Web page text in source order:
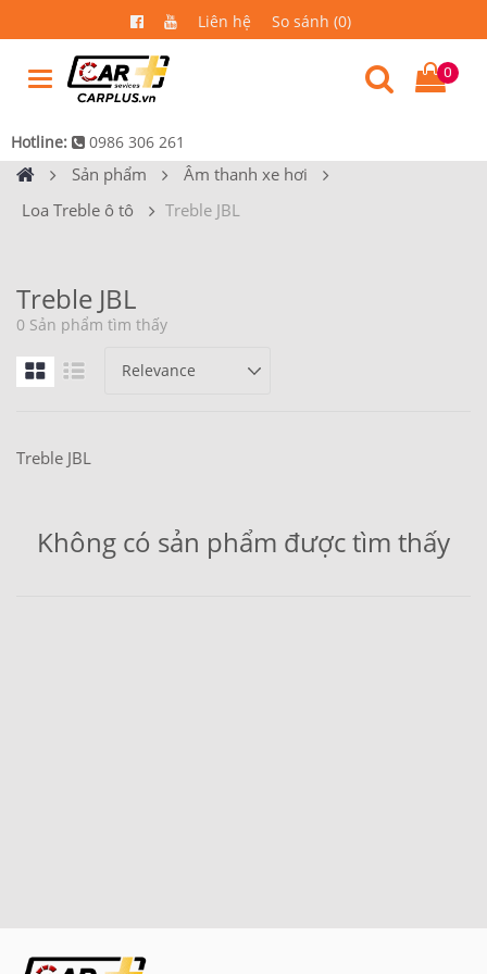
Liên hệ So sánh (0)
0
Hotline: 0986 306 261
Sản phẩm
Âm thanh xe hơi
Loa Treble ô tô
Treble JBL
Treble JBL
0 Sản phẩm tìm thấy
Treble JBL
Không có sản phẩm được tìm thấy